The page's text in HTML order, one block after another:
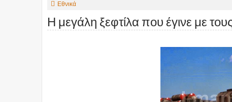
Εθνικά
Η μεγάλη ξεφτίλα που έγινε με